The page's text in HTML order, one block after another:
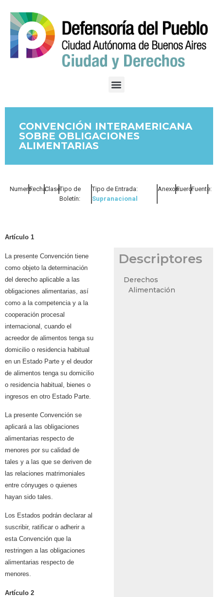
CONVENCIÓN INTERAMERICANA
SOBRE OBLIGACIONES
ALIMENTARIAS
Numero:Fecha:Clase:Tipo de
Boletín:
Tipo de Entrada:
Supranacional
Anexos:Fuero:Fuente:
Artículo 1
La presente Convención tiene
como objeto la determinación
del derecho aplicable a las
obligaciones alimentarias, así
como a la competencia y a la
cooperación procesal
internacional, cuando el
acreedor de alimentos tenga su
domicilio o residencia habitual
en un Estado Parte y el deudor
de alimentos tenga su domicilio
o residencia habitual, bienes o
ingresos en otro Estado Parte.
La presente Convención se
aplicará a las obligaciones
alimentarias respecto de
menores por su calidad de
tales y a las que se deriven de
las relaciones matrimoniales
entre cónyuges o quienes
hayan sido tales.
Los Estados podrán declarar al
suscribir, ratificar o adherir a
esta Convención que la
restringen a las obligaciones
alimentarias respecto de
menores.
Artículo 2
Descriptores
Derechos
Alimentación